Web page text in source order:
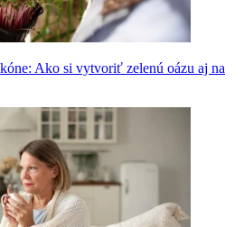
Ako si vytvoriť zelenú oázu aj na